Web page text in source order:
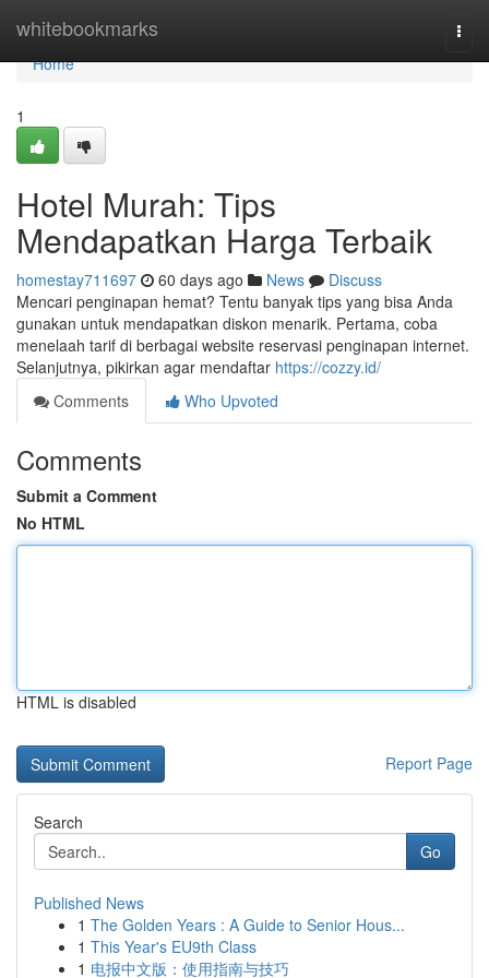
whitebookmarks
Home
Home
1
Hotel Murah: Tips
Mendapatkan Harga Terbaik
homestay711697 60 days ago News
Discuss
Mencari penginapan hemat? Tentu banyak tips yang bisa Anda
gunakan untuk mendapatkan diskon menarik. Pertama, coba
menelaah tarif di berbagai website reservasi penginapan internet.
Selanjutnya, pikirkan agar mendaftar https://cozzy.id/
Comments
Who Upvoted
Comments
Submit a Comment
No HTML
HTML is disabled
Report Page
Search
Go
Published News
1 The Golden Years : A Guide to Senior Hous...
1 This Year's EU9th Class
1 电报中文版：使用指南与技巧